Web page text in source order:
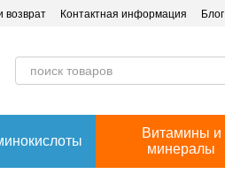
возврат Контактная информация Блог
Витамины и
минералы